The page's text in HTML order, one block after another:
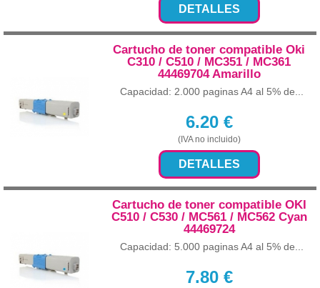
DETALLES
Cartucho de toner compatible Oki
C310 / C510 / MC351 / MC361
44469704 Amarillo
Capacidad: 2.000 paginas A4 al 5% de...
6.20€
(IVA no incluido)
DETALLES
Cartucho de toner compatible OKI
C510 / C530 / MC561 / MC562 Cyan
44469724
Capacidad: 5.000 paginas A4 al 5% de...
7.80€